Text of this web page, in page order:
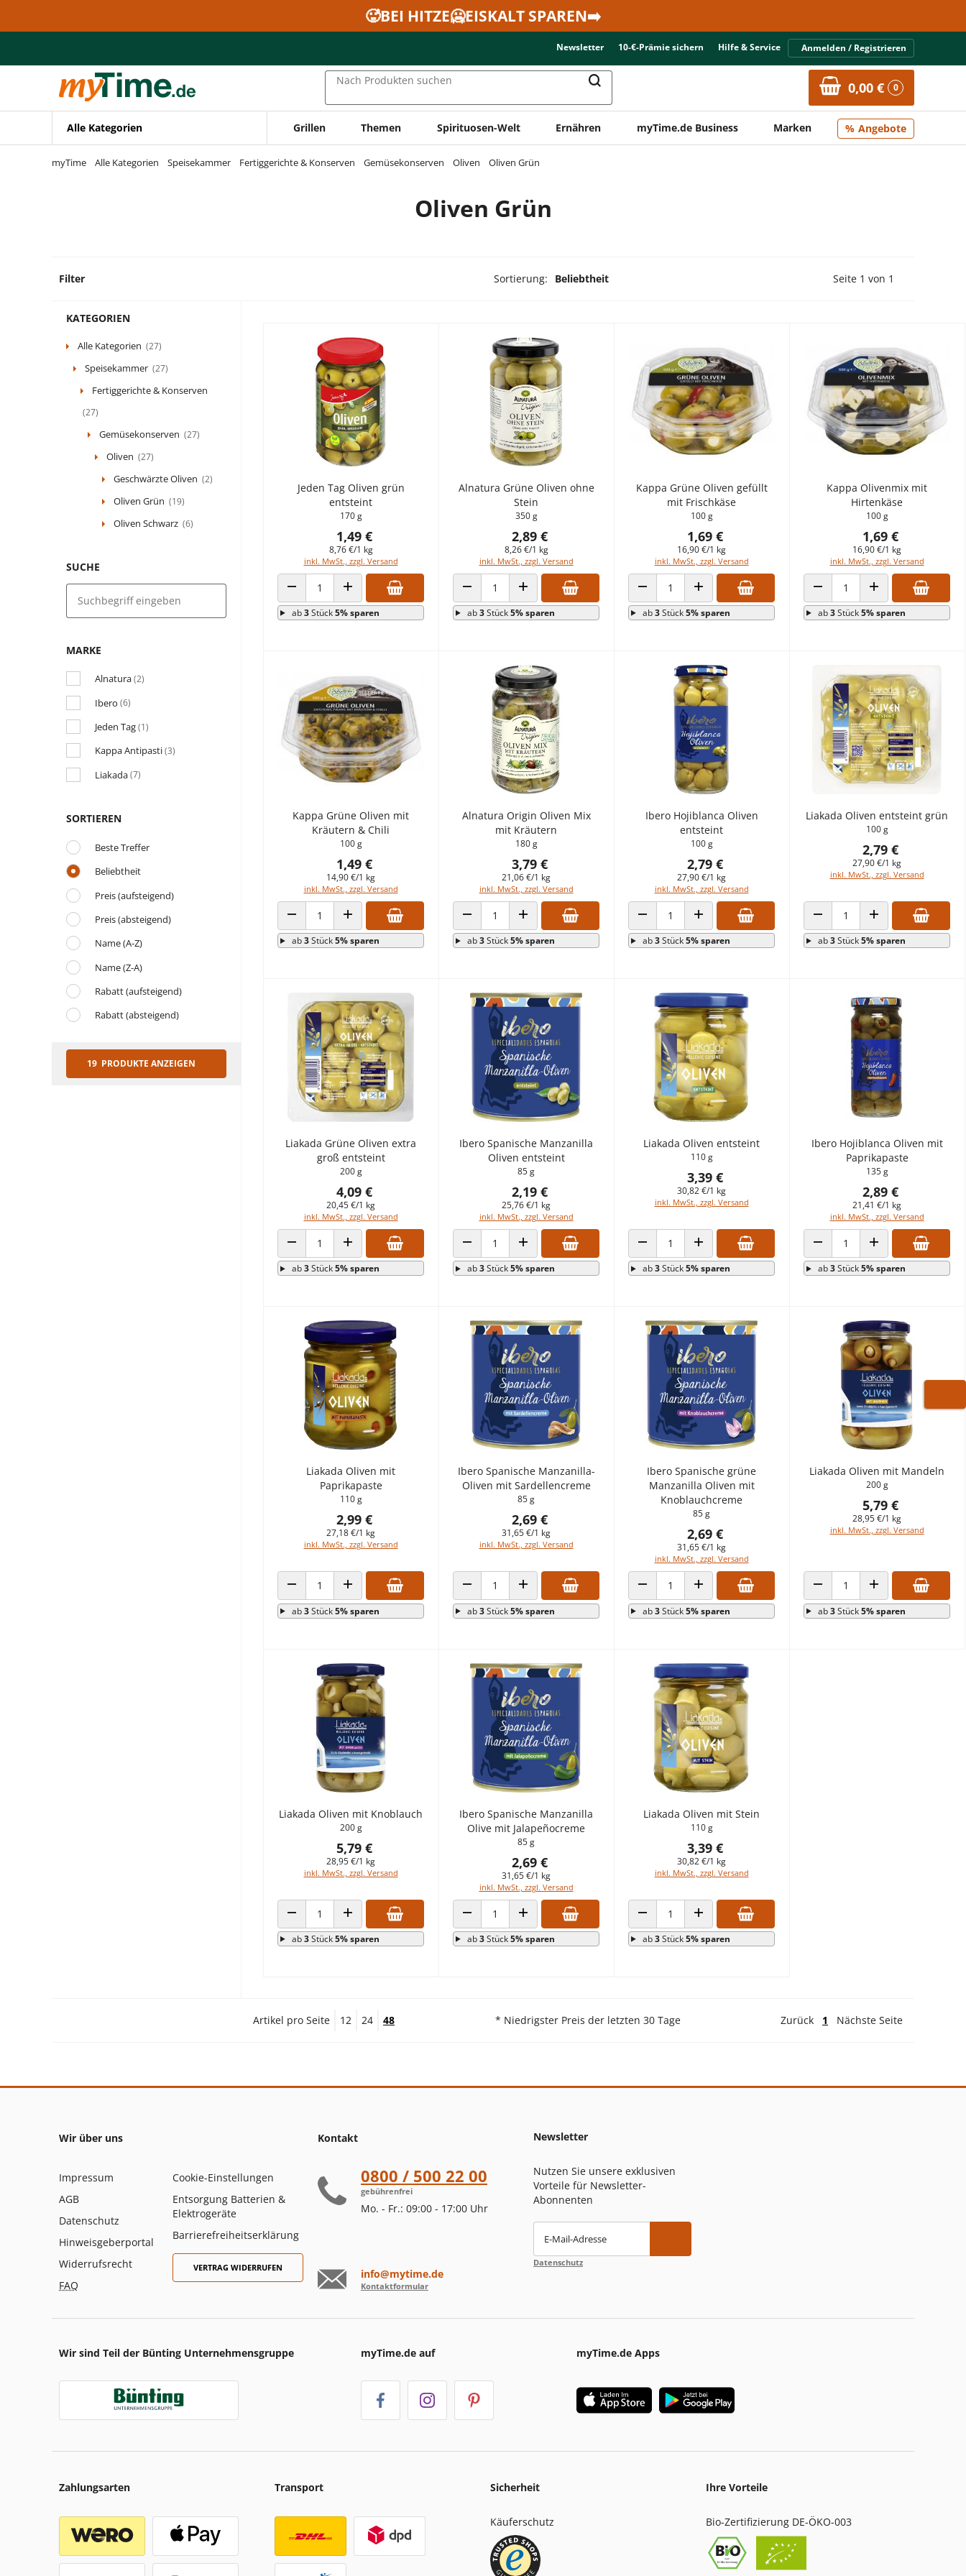
Zur Navigation springen
🥵BEI HITZE🥶EISKALT SPAREN➡️
Newsletter 10-€-Prämie sichern Hilfe & Service Anmelden / Registrieren
Nach Produkten suchen 0,00 € 0
Alle Kategorien Grillen Themen Spirituosen-Welt Ernähren myTime.de Business Marken Angebote
myTime Alle Kategorien Speisekammer Fertiggerichte & Konserven Gemüsekonserven Oliven Oliven Grün
Oliven Grün
Filter Sortierung: Beliebtheit Vorherige Seite
Seite 1 von 1
KATEGORIEN
Alle Kategorien (27)
Speisekammer (27)
Fertiggerichte & Konserven
(27)
Gemüsekonserven (27)
Oliven (27)
Geschwärzte Oliven (2)
Oliven Grün (19)
Oliven Schwarz (6)
SUCHE
MARKE
Alnatura(2)
Ibero (6)
Jeden Tag(1)
Kappa Antipasti(3)
Liakada(7)
SORTIEREN
Beste Treffer
Beliebtheit
Preis (aufsteigend)
Preis (absteigend)
Name (A-Z)
Name (Z-A)
Rabatt (aufsteigend)
Rabatt (absteigend)
19 PRODUKTE ANZEIGEN
Jeden Tag Oliven grün
entsteint
170 g
1,49 €
8,76 €/1 kg
inkl. MwSt., zzgl. Versand
ANZAHL VERRINGERNANZAHL ERHÖHEN
ab3Stück5% sparen
Alnatura Grüne Oliven ohne
Stein
350 g
2,89 €
8,26 €/1 kg
inkl. MwSt., zzgl. Versand
ANZAHL VERRINGERNANZAHL ERHÖHEN
ab3Stück5% sparen
Kappa Grüne Oliven gefüllt
mit Frischkäse
100 g
1,69 €
16,90 €/1 kg
inkl. MwSt., zzgl. Versand
ANZAHL VERRINGERNANZAHL ERHÖHEN
ab3Stück5% sparen
Kappa Olivenmix mit
Hirtenkäse
100 g
1,69 €
16,90 €/1 kg
inkl. MwSt., zzgl. Versand
ANZAHL VERRINGERNANZAHL ERHÖHEN
ab3Stück5% sparen
Kappa Grüne Oliven mit
Kräutern & Chili
100 g
1,49 €
14,90 €/1 kg
inkl. MwSt., zzgl. Versand
ANZAHL VERRINGERNANZAHL ERHÖHEN
ab3Stück5% sparen
Alnatura Origin Oliven Mix
mit Kräutern
180 g
3,79 €
21,06 €/1 kg
inkl. MwSt., zzgl. Versand
ANZAHL VERRINGERNANZAHL ERHÖHEN
ab3Stück5% sparen
Ibero Hojiblanca Oliven
entsteint
100 g
2,79 €
27,90 €/1 kg
inkl. MwSt., zzgl. Versand
ANZAHL VERRINGERNANZAHL ERHÖHEN
ab3Stück5% sparen
Liakada Oliven entsteint grün
100 g
2,79 €
27,90 €/1 kg
inkl. MwSt., zzgl. Versand
ANZAHL VERRINGERNANZAHL ERHÖHEN
ab3Stück5% sparen
Liakada Grüne Oliven extra
groß entsteint
200 g
4,09 €
20,45 €/1 kg
inkl. MwSt., zzgl. Versand
ANZAHL VERRINGERNANZAHL ERHÖHEN
ab3Stück5% sparen
Ibero Spanische Manzanilla
Oliven entsteint
85 g
2,19 €
25,76 €/1 kg
inkl. MwSt., zzgl. Versand
ANZAHL VERRINGERNANZAHL ERHÖHEN
ab3Stück5% sparen
Liakada Oliven entsteint
110 g
3,39 €
30,82 €/1 kg
inkl. MwSt., zzgl. Versand
ANZAHL VERRINGERNANZAHL ERHÖHEN
ab3Stück5% sparen
Ibero Hojiblanca Oliven mit
Paprikapaste
135 g
2,89 €
21,41 €/1 kg
inkl. MwSt., zzgl. Versand
ANZAHL VERRINGERNANZAHL ERHÖHEN
ab3Stück5% sparen
Liakada Oliven mit
Paprikapaste
110 g
2,99 €
27,18 €/1 kg
inkl. MwSt., zzgl. Versand
ANZAHL VERRINGERNANZAHL ERHÖHEN
ab3Stück5% sparen
Ibero Spanische Manzanilla-
Oliven mit Sardellencreme
85 g
2,69 €
31,65 €/1 kg
inkl. MwSt., zzgl. Versand
ANZAHL VERRINGERNANZAHL ERHÖHEN
ab3Stück5% sparen
Ibero Spanische grüne
Manzanilla Oliven mit
Knoblauchcreme
85 g
2,69 €
31,65 €/1 kg
inkl. MwSt., zzgl. Versand
ANZAHL VERRINGERNANZAHL ERHÖHEN
ab3Stück5% sparen
Liakada Oliven mit Mandeln
200 g
5,79 €
28,95 €/1 kg
inkl. MwSt., zzgl. Versand
ANZAHL VERRINGERNANZAHL ERHÖHEN
ab3Stück5% sparen
Liakada Oliven mit Knoblauch
200 g
5,79 €
28,95 €/1 kg
inkl. MwSt., zzgl. Versand
ANZAHL VERRINGERNANZAHL ERHÖHEN
ab3Stück5% sparen
Ibero Spanische Manzanilla
Olive mit Jalapeñocreme
85 g
2,69 €
31,65 €/1 kg
inkl. MwSt., zzgl. Versand
ANZAHL VERRINGERNANZAHL ERHÖHEN
ab3Stück5% sparen
Liakada Oliven mit Stein
110 g
3,39 €
30,82 €/1 kg
inkl. MwSt., zzgl. Versand
ANZAHL VERRINGERNANZAHL ERHÖHEN
ab3Stück5% sparen
Artikel pro Seite 12 24 48 * Niedrigster Preis der letzten 30 Tage Zurück 1 Nächste Seite
Wir über uns
Impressum
AGB
Datenschutz
Hinweisgeberportal
Widerrufsrecht
FAQ
Cookie-Einstellungen
Entsorgung Batterien &
Elektrogeräte
Barrierefreiheitserklärung
VERTRAG WIDERRUFEN
Kontakt
0800 / 500 22 00
gebührenfrei
Mo. - Fr.: 09:00 - 17:00 Uhr
info@mytime.de
Kontaktformular
Newsletter
Nutzen Sie unsere exklusiven
Vorteile für Newsletter-
Abonnenten
E-Mail-Adresse
Datenschutz
Wir sind Teil der Bünting Unternehmensgruppe myTime.de auf myTime.de Apps
Zahlungsarten Transport Sicherheit
Käuferschutz
Ihre Vorteile
Bio-Zertifizierung DE-ÖKO-003